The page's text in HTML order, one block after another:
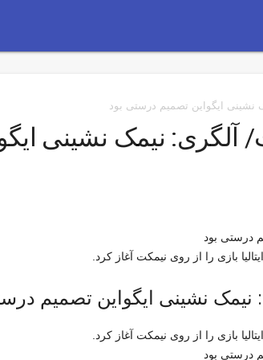
نشینی ایگواین تصمیم درستی بود
آلگری: نیمک نشینی
درستی بود
بازی را از روی نیمکت آغاز کرد.
نیمک نشینی ایگواین تصمیم
بازی را از روی نیمکت آغاز کرد.
درستی بود